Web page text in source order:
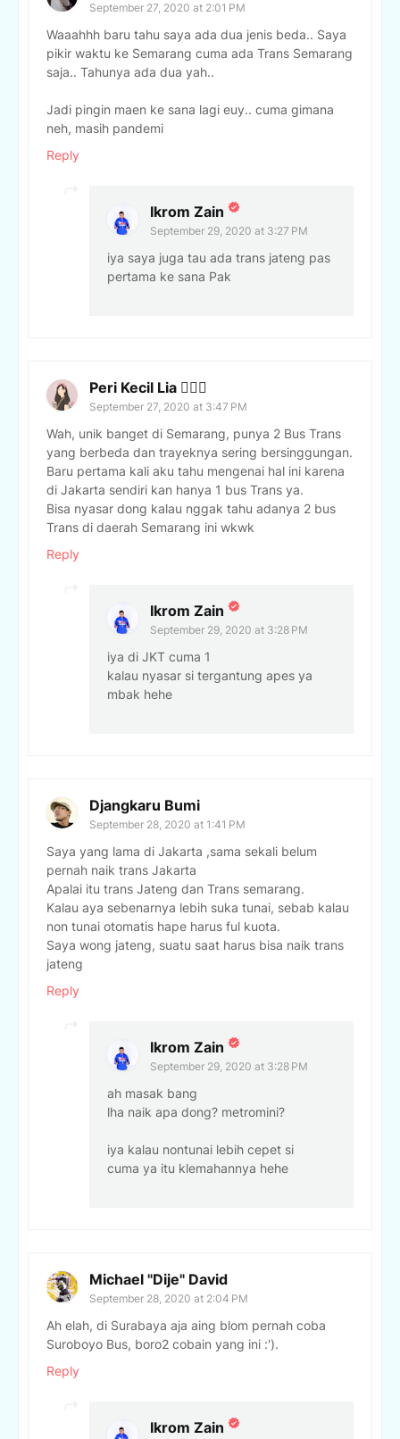
September 27, 2020 at 2:01 PM
Waaahhh baru tahu saya ada dua jenis beda.. Saya
pikir waktu ke Semarang cuma ada Trans Semarang
saja.. Tahunya ada dua yah..
Jadi pingin maen ke sana lagi euy.. cuma gimana
neh, masih pandemi
Reply
Ikrom Zain
September 29, 2020 at 3:27 PM
iya saya juga tau ada trans jateng pas
pertama ke sana Pak
Peri Kecil Lia 🧚🏻‍♀️
September 27, 2020 at 3:47 PM
Wah, unik banget di Semarang, punya 2 Bus Trans
yang berbeda dan trayeknya sering bersinggungan.
Baru pertama kali aku tahu mengenai hal ini karena
di Jakarta sendiri kan hanya 1 bus Trans ya.
Bisa nyasar dong kalau nggak tahu adanya 2 bus
Trans di daerah Semarang ini wkwk
Reply
Ikrom Zain
September 29, 2020 at 3:28 PM
iya di JKT cuma 1
kalau nyasar si tergantung apes ya
mbak hehe
Djangkaru Bumi
September 28, 2020 at 1:41 PM
Saya yang lama di Jakarta ,sama sekali belum
pernah naik trans Jakarta
Apalai itu trans Jateng dan Trans semarang.
Kalau aya sebenarnya lebih suka tunai, sebab kalau
non tunai otomatis hape harus ful kuota.
Saya wong jateng, suatu saat harus bisa naik trans
jateng
Reply
Ikrom Zain
September 29, 2020 at 3:28 PM
ah masak bang
lha naik apa dong? metromini?
iya kalau nontunai lebih cepet si
cuma ya itu klemahannya hehe
Michael "Dije" David
September 28, 2020 at 2:04 PM
Ah elah, di Surabaya aja aing blom pernah coba
Suroboyo Bus, boro2 cobain yang ini :').
Reply
Ikrom Zain